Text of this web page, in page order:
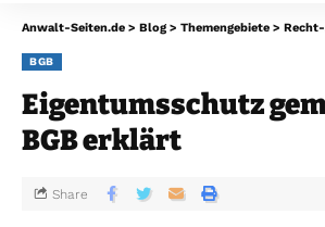
Anwalt-Seiten.de > Blog > Themengebiete >
BGB
Eigentumsschutz
BGB erklärt
Share